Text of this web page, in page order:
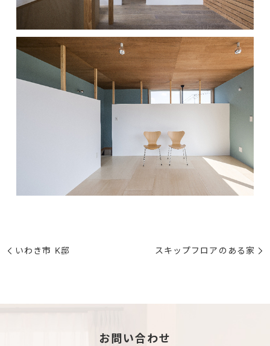
いわき市 K邸 スキップフロアのある家
お問い合わせ